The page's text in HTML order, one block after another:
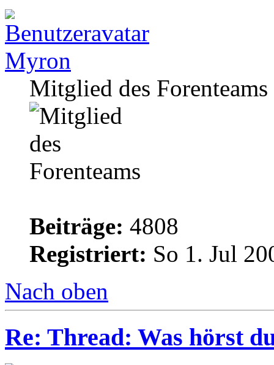
Myron
Mitglied des Forenteams
Beiträge: 4808
Registriert: So 1. Jul
Nach oben
Re: Thread: Was hörst